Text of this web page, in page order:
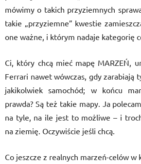
mówimy o takich przyziemnych
takie „przyziemne” kwestie
one ważne, i którym nadaje kategorię
Ci, który chcą mieć mapę MARZEŃ,
Ferrari nawet wówczas, gdy zarabiają
jakikolwiek samochód; w końcu
prawda? Są też takie mapy. Ja
na tyle, na ile jest to możliwe – i
na ziemię. Oczywiście jeśli chcą.
Co jeszcze z realnych marzeń-celów w